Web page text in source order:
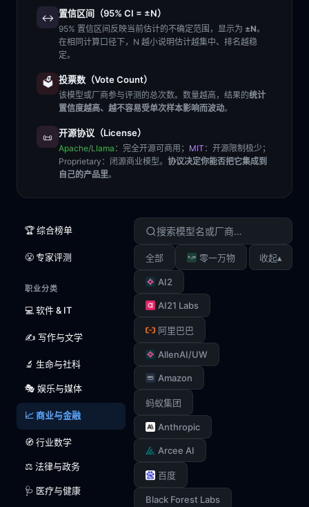
↔️ 置信区间（95% CI = ±N）
95% 置信区间反映当前估计的不确定范围，显示为 ±N。
在相同计算口径下，N 越小说明估计越集中、排名越稳
定。
🗳️ 投票数（Vote Count）
该模型或厂商参与评测的总次数。数量越高，结果的统计
置信度越高、越不容易受单次样本影响而波动。
📜 开源协议（License）
Apache/Llama ：完全开源可商用； MIT ：开源限制极少；
Proprietary ：闭源商业模型。 协议决定你能否把它集成到
自己的产品里。
🏆 综合榜单
😤 专家评测
职业分类
💻 软件 & IT
✍️ 写作与文学
🔬 生命与社科
🎭 娱乐与媒体
📈 商业与金融
🧭 行业数学
⚖️ 法律与政务
🩺 医疗与健康
全部 零一万物
AI2
AI21 Labs
阿里巴巴
AllenAI/UW
Amazon
蚂蚁集团
Anthropic
Arcee AI
百度
Black Forest Labs
收起▴